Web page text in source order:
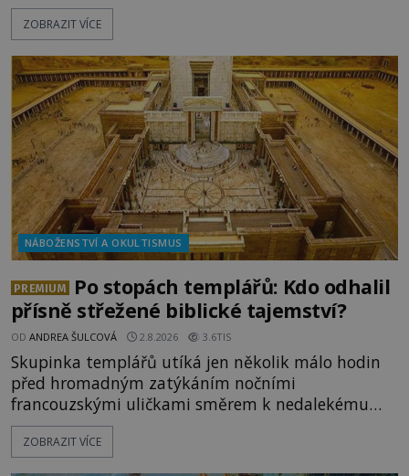
pokusy o konzervaci. Neporušené ostatky bývají
považovány za důkaz svatosti zemřelých. Jaké
osobností ochraňují? Na hřbitově u kláštera
Milosrdných
ZOBRAZIT VÍCE
NÁBOŽENSTVÍ A OKULTISMUS
PREMIUM
Po stopách templářů: Kdo odhalil
přísně střežené biblické tajemství?
OD ANDREA ŠULCOVÁ 2.8.2026 3.6TIS
Skupinka templářů utíká jen několik málo hodin
před hromadným zatýkáním nočními
francouzskými uličkami směrem k nedalekému
přístavu. Jeden z nich má přes ramena ranec s
tajemným obsahem. Kapitán lodi už na ně čeká.
ZOBRAZIT VÍCE